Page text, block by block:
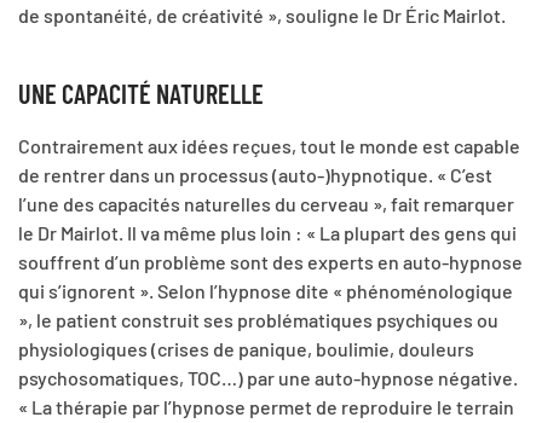
de spontanéité, de créativité », souligne le Dr Éric Mairlot.
UNE CAPACITÉ NATURELLE
Contrairement aux idées reçues, tout le monde est capable
de rentrer dans un processus (auto-)hypnotique. « C’est
l’une des capacités naturelles du cerveau », fait remarquer
le Dr Mairlot. Il va même plus loin : « La plupart des gens qui
souffrent d’un problème sont des experts en auto-hypnose
qui s’ignorent ». Selon l’hypnose dite « phénoménologique
», le patient construit ses problématiques psychiques ou
physiologiques (crises de panique, boulimie, douleurs
psychosomatiques, TOC…) par une auto-hypnose négative.
« La thérapie par l’hypnose permet de reproduire le terrain